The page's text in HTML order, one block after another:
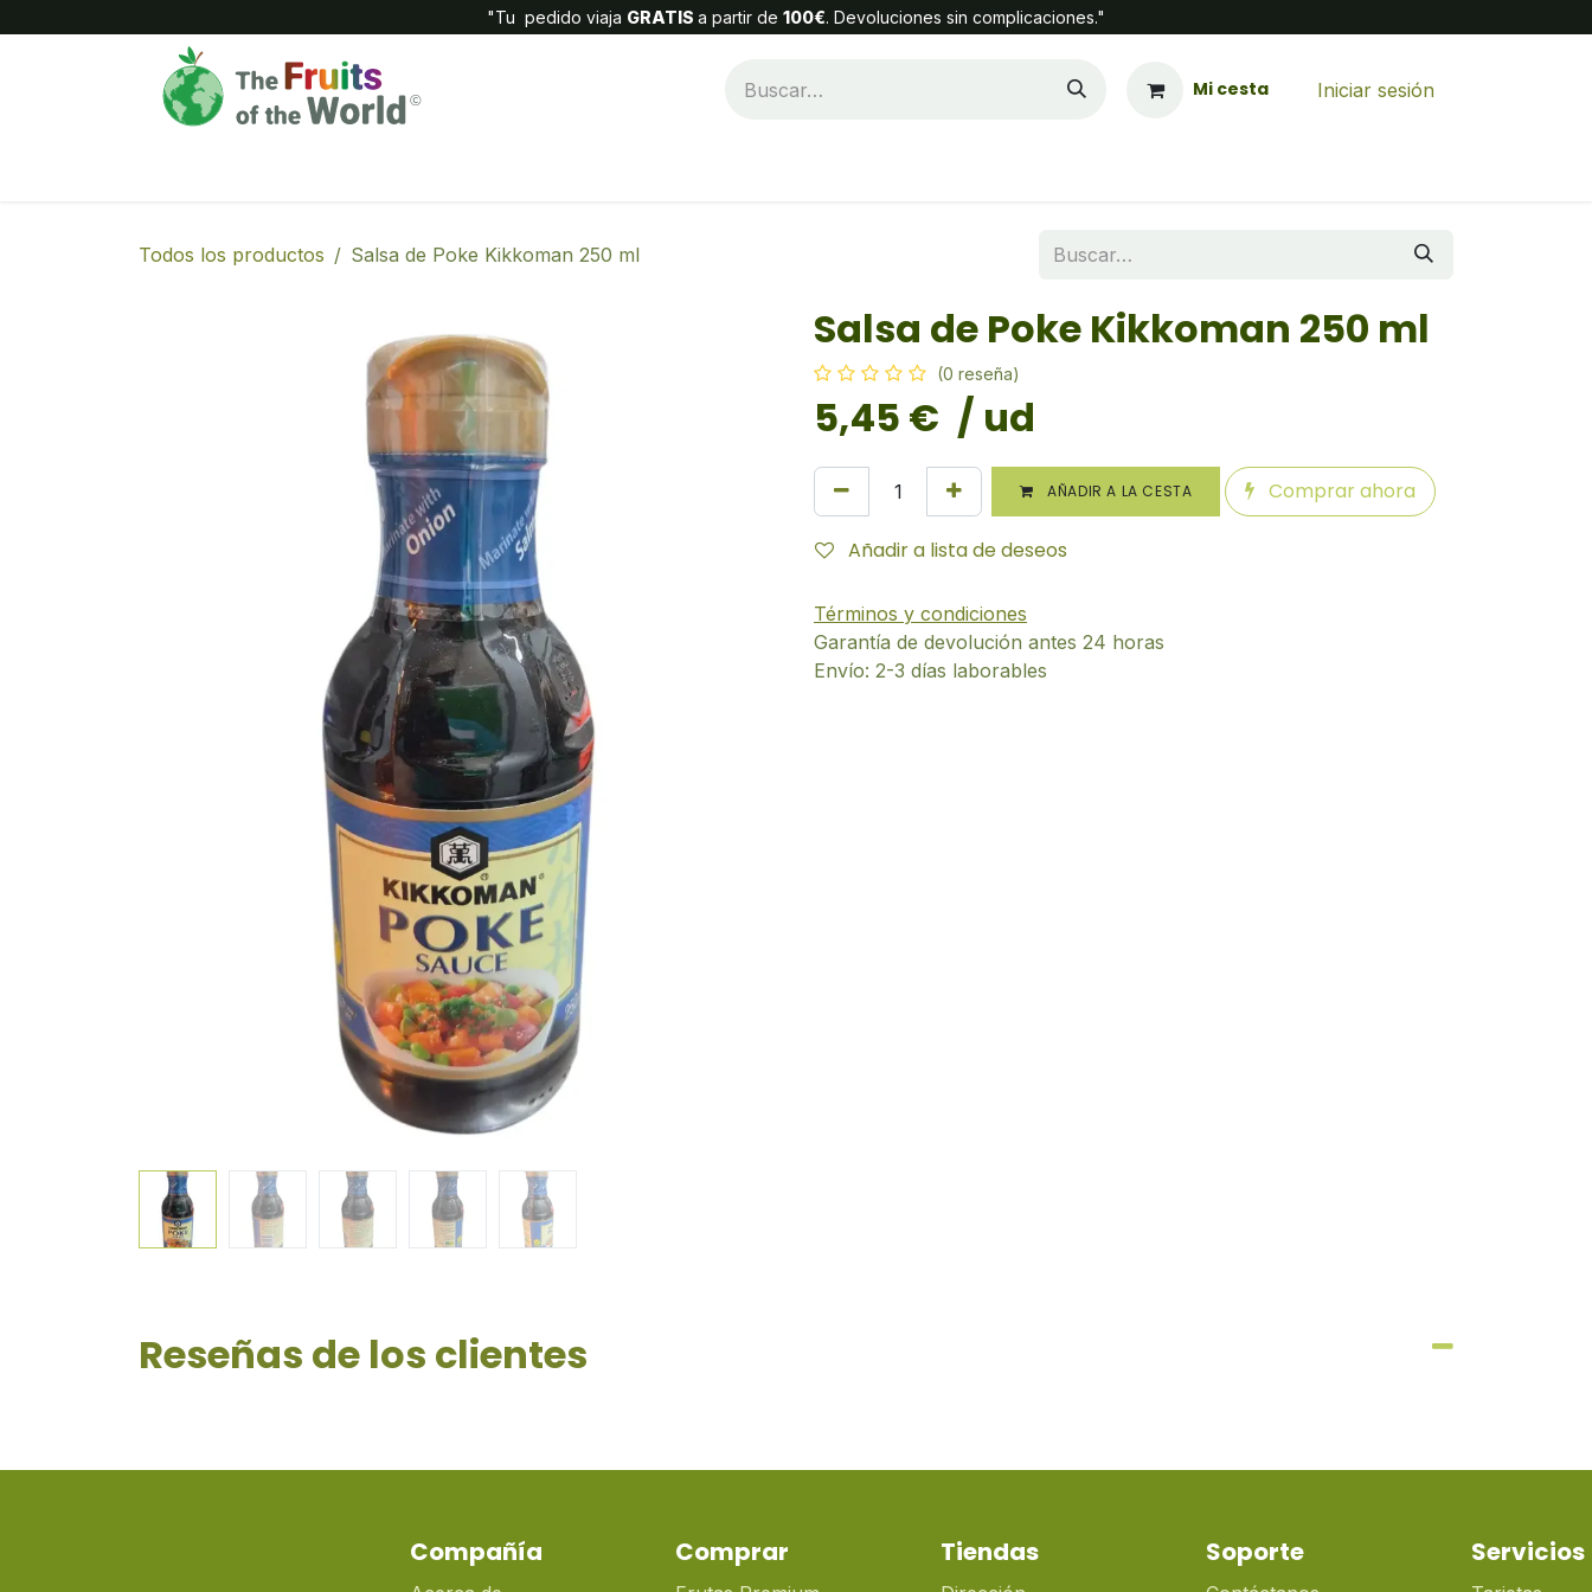
"Tu pedido viaja GRATIS a partir de 100€. Devoluciones sin complicaciones."
Mi cesta Iniciar sesión
Todos los productos Salsa de Poke Kikkoman 250 ml
Salsa de Poke Kikkoman 250 ml
(0 reseña)
5,45 € / ud
AÑADIR A LA CESTA Comprar ahora
Añadir a lista de deseos
Términos y condiciones
Garantía de devolución antes 24 horas
Envío: 2-3 días laborables
Reseñas de los clientes
Compañía Tiendas
Comprar Soporte Servicios